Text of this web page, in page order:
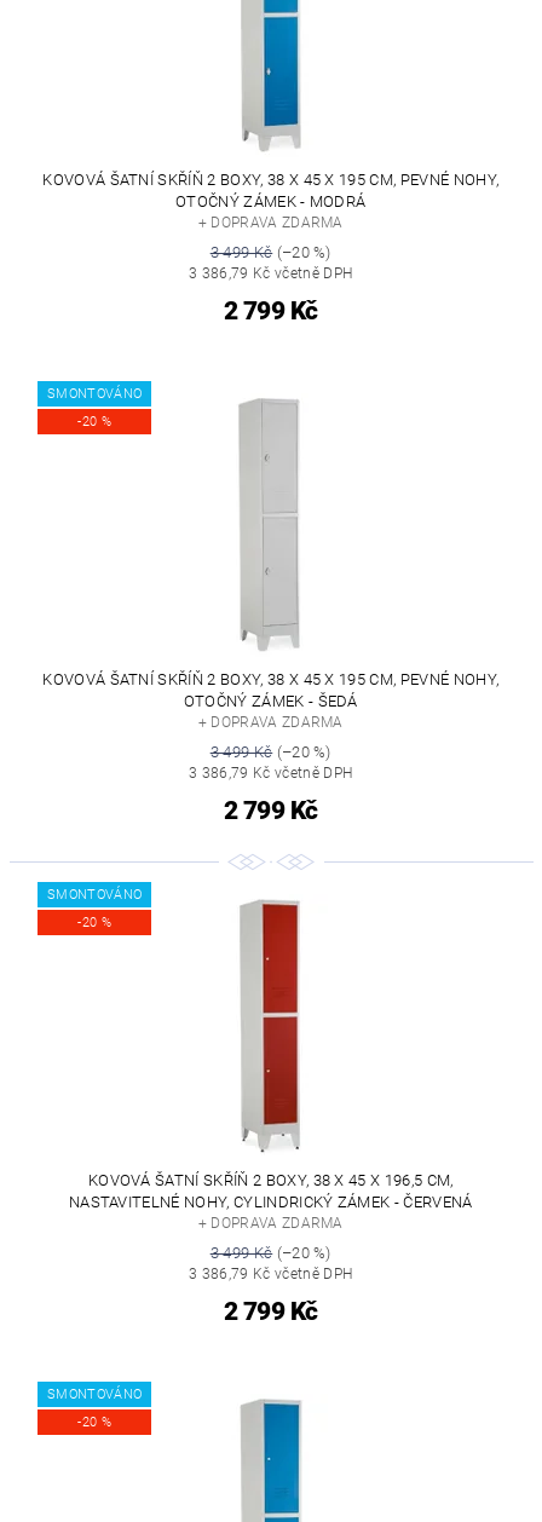
KOVOVÁ ŠATNÍ SKŘÍŇ 2 BOXY, 38 X 45 X 195 CM, PEVNÉ NOHY,
OTOČNÝ ZÁMEK - MODRÁ
+ DOPRAVA ZDARMA
3 499 Kč(–20 %)
3 386,79 Kč včetně DPH
2 799 Kč
SMONTOVÁNO
-20 %
KOVOVÁ ŠATNÍ SKŘÍŇ 2 BOXY, 38 X 45 X 195 CM, PEVNÉ NOHY,
OTOČNÝ ZÁMEK - ŠEDÁ
+ DOPRAVA ZDARMA
3 499 Kč(–20 %)
3 386,79 Kč včetně DPH
2 799 Kč
SMONTOVÁNO
-20 %
KOVOVÁ ŠATNÍ SKŘÍŇ 2 BOXY, 38 X 45 X 196,5 CM,
NASTAVITELNÉ NOHY, CYLINDRICKÝ ZÁMEK - ČERVENÁ
+ DOPRAVA ZDARMA
3 499 Kč(–20 %)
3 386,79 Kč včetně DPH
2 799 Kč
SMONTOVÁNO
-20 %